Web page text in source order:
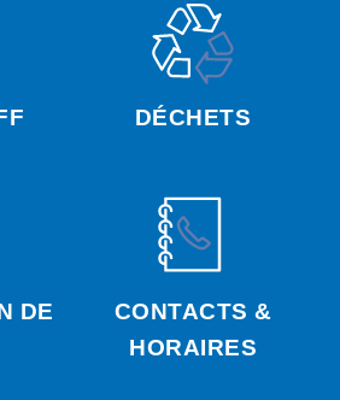
DÉCHETS
DE
CONTACTS &
HORAIRES